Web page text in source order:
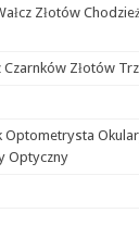
Złotów
Czarnków Złotów
Optyczny